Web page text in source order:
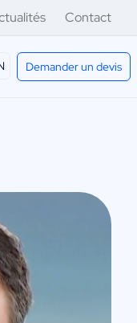
Contact
Demander un devis